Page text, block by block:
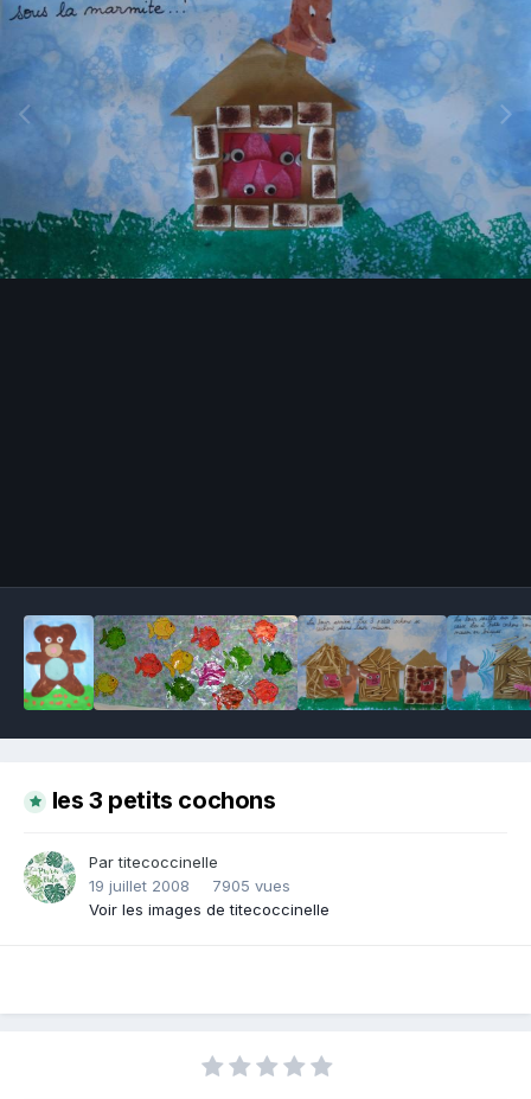
les 3 petits cochons
Par titecoccinelle
19 juillet 2008
7905 vues
Voir les images de titecoccinelle